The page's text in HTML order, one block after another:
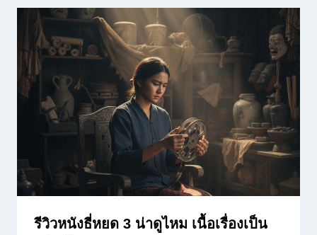
รีวิวหนังธี่หยด 3 น่าดูไหม เนื้อเรื่องเป็น